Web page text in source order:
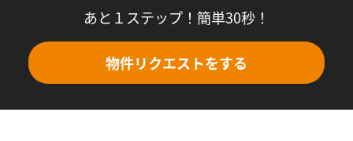
あと１ステップ！簡単30秒！
物件リクエストをする